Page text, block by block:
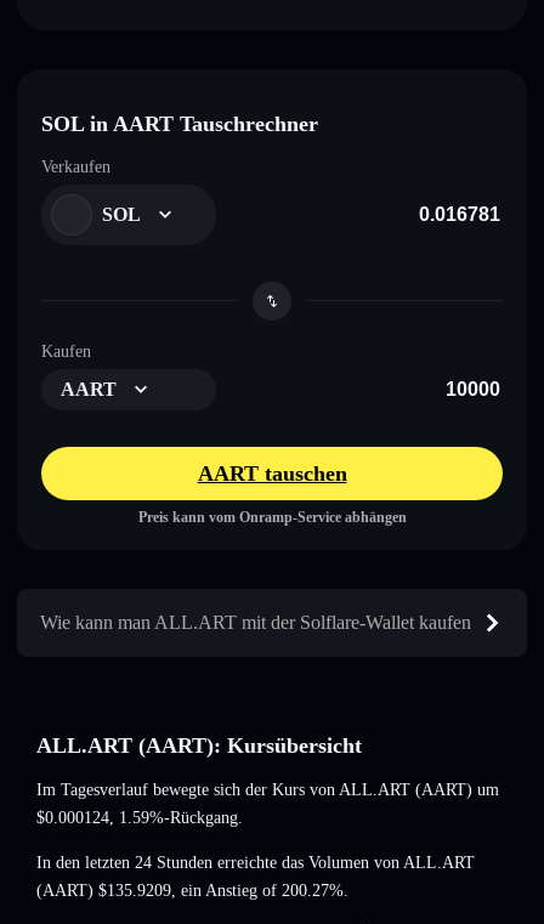
SOL in AART Tauschrechner
Verkaufen
SOL
Kaufen
AART
AART tauschen
Preis kann vom Onramp-Service abhängen
Wie kann man ALL.ART mit der Solflare-Wallet kaufen
ALL.ART (AART): Kursübersicht
Im Tagesverlauf bewegte sich der Kurs von ALL.ART (AART) um
$0.000124, 1.59%-Rückgang.
In den letzten 24 Stunden erreichte das Volumen von ALL.ART
(AART) $135.9209, ein Anstieg of 200.27%.